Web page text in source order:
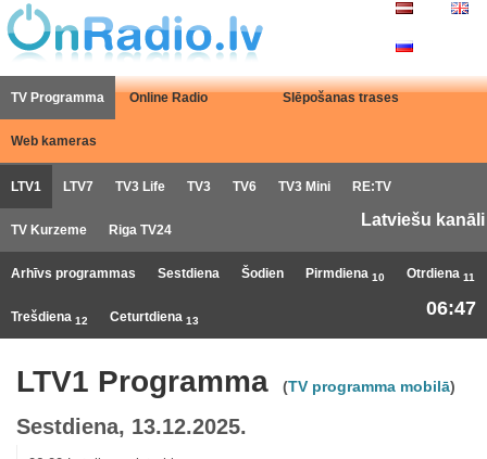
TV Programma Online Radio Slēpošanas trases
Web kameras
LTV1 LTV7 TV3 Life TV3 TV6 TV3 Mini RE:TV
TV Kurzeme Riga TV24
Latviešu kanāli
Arhīvs programmas Sestdiena Šodien Pirmdiena 10 Otrdiena 11
Trešdiena 12 Ceturtdiena 13
06:47
LTV1 Programma (TV programma mobilā)
Sestdiena, 13.12.2025.